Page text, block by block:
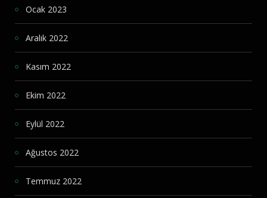
Ocak 2023
Aralık 2022
Kasım 2022
Ekim 2022
Eylül 2022
Ağustos 2022
Temmuz 2022